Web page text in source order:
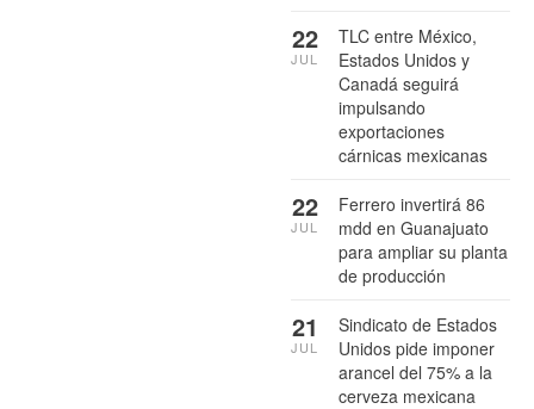
TLC entre México,
Estados Unidos y
Canadá seguirá
impulsando
exportaciones
cárnicas mexicanas
22
JUL
Ferrero invertirá 86
mdd en Guanajuato
para ampliar su planta
de producción
22
JUL
Sindicato de Estados
Unidos pide imponer
arancel del 75% a la
cerveza mexicana
21
JUL